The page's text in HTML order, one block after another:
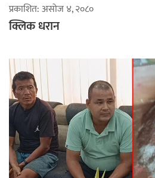
प्रकाशित: असोज ४, २०८०
क्लिक धरान